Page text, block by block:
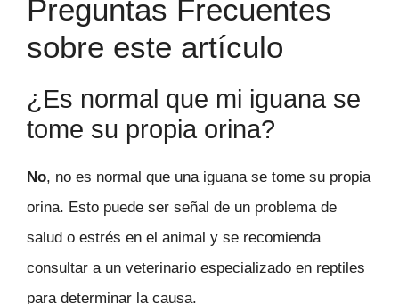
Preguntas Frecuentes
sobre este artículo
¿Es normal que mi iguana se
tome su propia orina?
No, no es normal que una iguana se tome su propia
orina. Esto puede ser señal de un problema de
salud o estrés en el animal y se recomienda
consultar a un veterinario especializado en reptiles
para determinar la causa.